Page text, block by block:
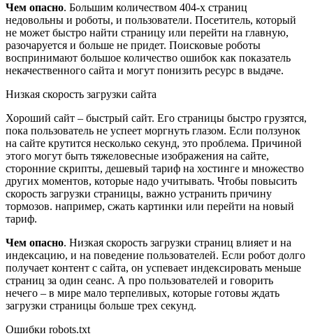
Чем опасно. Большим количеством 404-х страниц
недовольны и роботы, и пользователи. Посетитель, который
не может быстро найти страницу или перейти на главную,
разочаруется и больше не придет. Поисковые роботы
воспринимают большое количество ошибок как показатель
некачественного сайта и могут понизить ресурс в выдаче.
Низкая скорость загрузки сайта
Хороший сайт – быстрый сайт. Его страницы быстро грузятся,
пока пользователь не успеет моргнуть глазом. Если ползунок
на сайте крутится несколько секунд, это проблема. Причиной
этого могут быть тяжеловесные изображения на сайте,
сторонние скрипты, дешевый тариф на хостинге и множество
других моментов, которые надо учитывать. Чтобы повысить
скорость загрузки страницы, важно устранить причину
тормозов. например, сжать картинки или перейти на новый
тариф.
Чем опасно. Низкая скорость загрузки страниц влияет и на
индексацию, и на поведение пользователей. Если робот долго
получает контент с сайта, он успевает индексировать меньше
страниц за один сеанс. А про пользователей и говорить
нечего – в мире мало терпеливых, которые готовы ждать
загрузки страницы больше трех секунд.
Ошибки robots.txt